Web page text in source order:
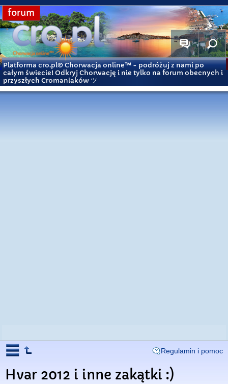
forum
Platforma cro.pl© Chorwacja online™ - podróżuj z nami po
całym świecie! Odkryj Chorwację i nie tylko na forum obecnych i
przyszłych Cromaniaków ツ
Regulamin i pomoc
Hvar 2012 i inne zakątki :)